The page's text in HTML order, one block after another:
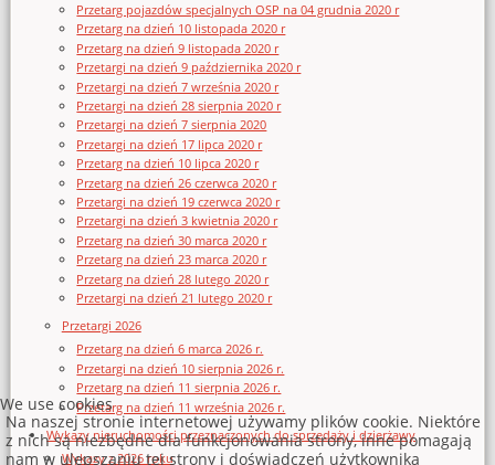
Przetarg pojazdów specjalnych OSP na 04 grudnia 2020 r
Przetarg na dzień 10 listopada 2020 r
Przetarg na dzień 9 listopada 2020 r
Przetargi na dzień 9 października 2020 r
Przetargi na dzień 7 września 2020 r
Przetargi na dzień 28 sierpnia 2020 r
Przetargi na dzień 7 sierpnia 2020
Przetargi na dzień 17 lipca 2020 r
Przetarg na dzień 10 lipca 2020 r
Przetarg na dzień 26 czerwca 2020 r
Przetargi na dzień 19 czerwca 2020 r
Przetargi na dzień 3 kwietnia 2020 r
Przetarg na dzień 30 marca 2020 r
Przetarg na dzień 23 marca 2020 r
Przetarg na dzień 28 lutego 2020 r
Przetargi na dzień 21 lutego 2020 r
Przetargi 2026
Przetarg na dzień 6 marca 2026 r.
Przetargi na dzień 10 sierpnia 2026 r.
Przetarg na dzień 11 sierpnia 2026 r.
Przetarg na dzień 11 września 2026 r.
Wykazy nieruchomości przeznaczonych do sprzedaży i dzierżawy
Wykazy z 2026 roku
We use cookies
Na naszej stronie internetowej używamy plików cookie. Niektóre
z nich są niezbędne dla funkcjonowania strony, inne pomagają
nam w ulepszaniu tej strony i doświadczeń użytkownika